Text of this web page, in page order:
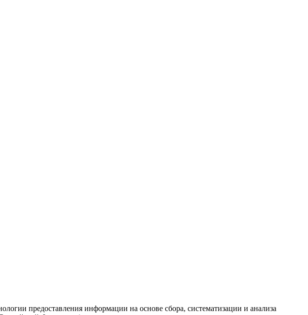
предоставления информации на основе сбора, систематизации и анализа